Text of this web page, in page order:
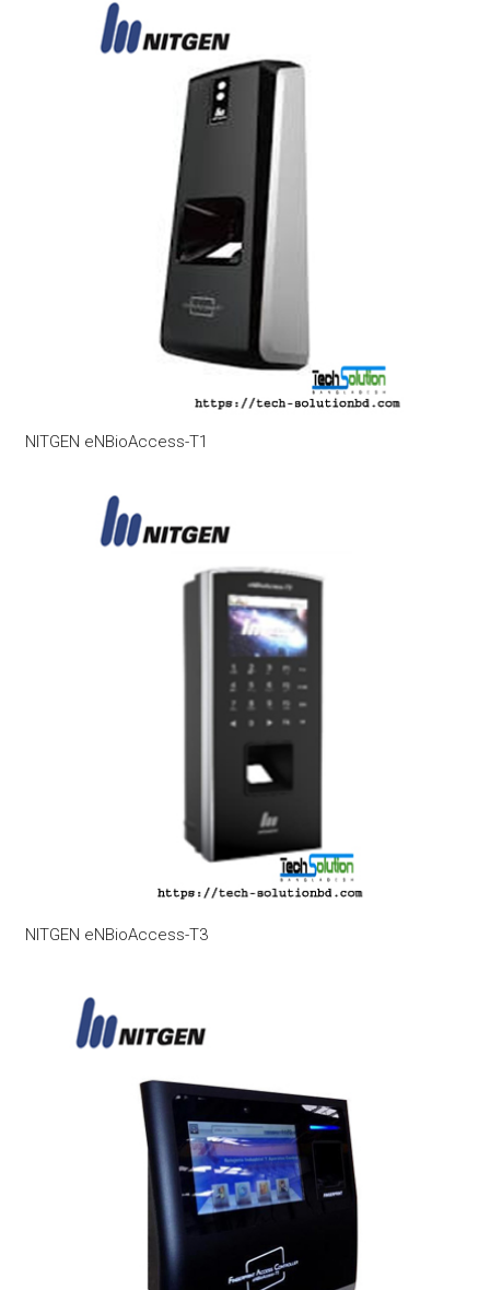
NITGEN eNBioAccess-T1
NITGEN eNBioAccess-T3